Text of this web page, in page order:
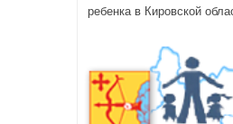
ребенка в Кировской